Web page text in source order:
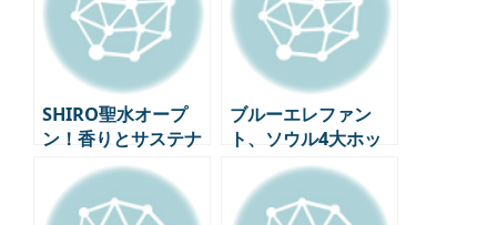
SHIRO聖水オープ
ン！香りとサステナ
ビリティが出会った
SHIRO韓国初の旗艦
店
ブルーエレファン
ト、ソウル4大ホッ
プル受付完了！